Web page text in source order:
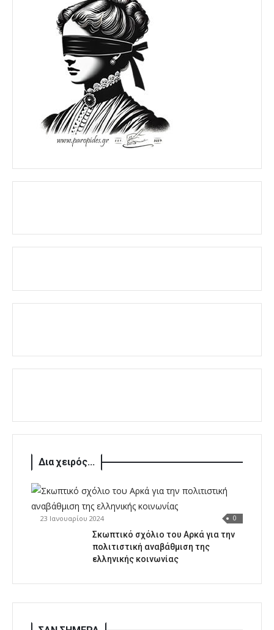
Δια χειρός...
23 Ιανουαρίου 2024 0
Σκωπτικό σχόλιο του Αρκά για την
πολιτιστική αναβάθμιση της
ελληνικής κοινωνίας